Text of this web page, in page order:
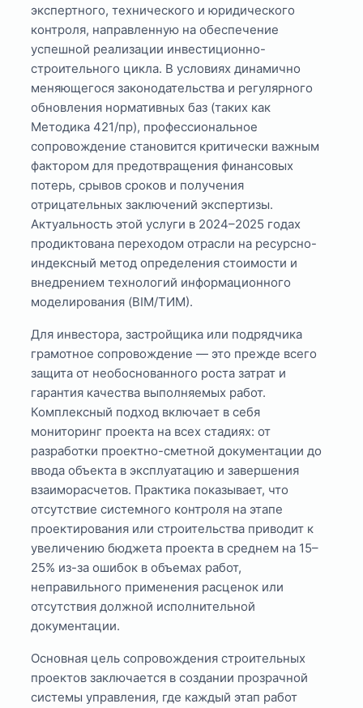
экспертного, технического и юридического
контроля, направленную на обеспечение
успешной реализации инвестиционно-
строительного цикла. В условиях динамично
меняющегося законодательства и регулярного
обновления нормативных баз (таких как
Методика 421/пр), профессиональное
сопровождение становится критически важным
фактором для предотвращения финансовых
потерь, срывов сроков и получения
отрицательных заключений экспертизы.
Актуальность этой услуги в 2024–2025 годах
продиктована переходом отрасли на ресурсно-
индексный метод определения стоимости и
внедрением технологий информационного
моделирования (BIM/ТИМ).
Для инвестора, застройщика или подрядчика
грамотное сопровождение — это прежде всего
защита от необоснованного роста затрат и
гарантия качества выполняемых работ.
Комплексный подход включает в себя
мониторинг проекта на всех стадиях: от
разработки проектно-сметной документации до
ввода объекта в эксплуатацию и завершения
взаиморасчетов. Практика показывает, что
отсутствие системного контроля на этапе
проектирования или строительства приводит к
увеличению бюджета проекта в среднем на 15–
25% из-за ошибок в объемах работ,
неправильного применения расценок или
отсутствия должной исполнительной
документации.
Основная цель сопровождения строительных
проектов заключается в создании прозрачной
системы управления, где каждый этап работ